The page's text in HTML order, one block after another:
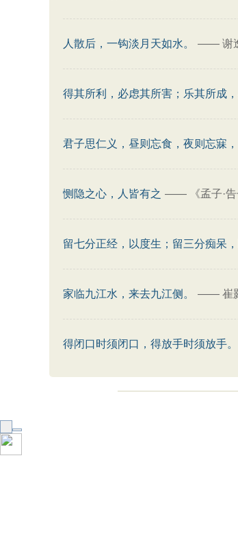
人散后，一钩淡月天如水。 —— 谢
得其所利，必虑其所害；乐其所成，
君子思仁义，昼则忘食，夜则忘寐
恻隐之心，人皆有之 —— 《孟子·
留七分正经，以度生；留三分痴呆，
家临九江水，来去九江侧。 —— 崔
得闭口时须闭口，得放手时须放手。